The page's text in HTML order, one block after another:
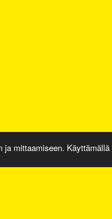
ja mittaamiseen. Käyttämällä